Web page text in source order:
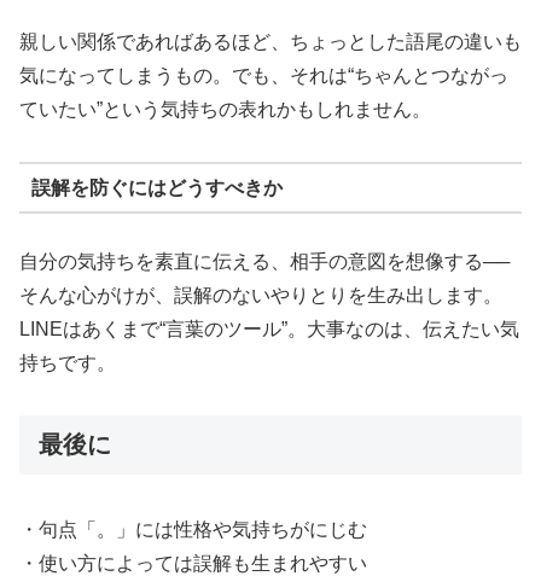
親しい関係であればあるほど、ちょっとした語尾の違いも
気になってしまうもの。でも、それは“ちゃんとつながっ
ていたい”という気持ちの表れかもしれません。
誤解を防ぐにはどうすべきか
自分の気持ちを素直に伝える、相手の意図を想像する──
そんな心がけが、誤解のないやりとりを生み出します。
LINEはあくまで“言葉のツール”。大事なのは、伝えたい気
持ちです。
最後に
・句点「。」には性格や気持ちがにじむ
・使い方によっては誤解も生まれやすい